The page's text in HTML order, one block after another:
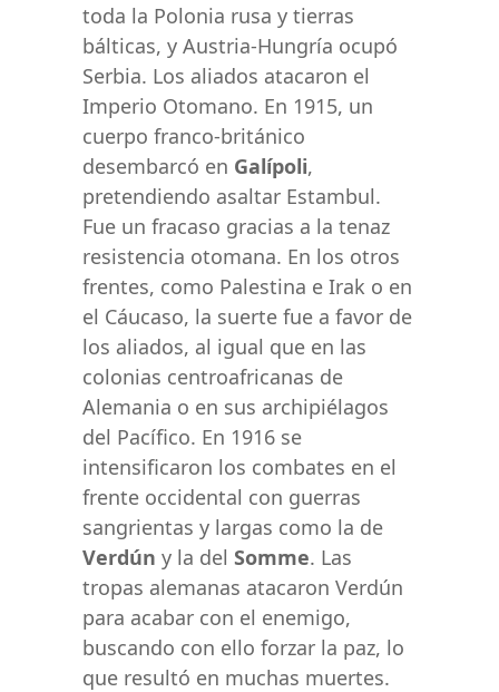
toda la Polonia rusa y tierras
bálticas, y Austria-Hungría ocupó
Serbia. Los aliados atacaron el
Imperio Otomano. En 1915, un
cuerpo franco-británico
desembarcó en Galípoli,
pretendiendo asaltar Estambul.
Fue un fracaso gracias a la tenaz
resistencia otomana. En los otros
frentes, como Palestina e Irak o en
el Cáucaso, la suerte fue a favor de
los aliados, al igual que en las
colonias centroafricanas de
Alemania o en sus archipiélagos
del Pacífico. En 1916 se
intensificaron los combates en el
frente occidental con guerras
sangrientas y largas como la de
Verdún y la del Somme. Las
tropas alemanas atacaron Verdún
para acabar con el enemigo,
buscando con ello forzar la paz, lo
que resultó en muchas muertes.